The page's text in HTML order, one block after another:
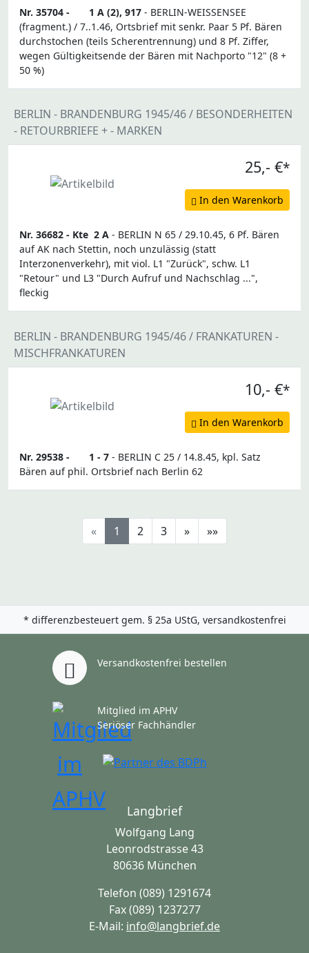
Nr. 35704 - 1 A (2), 917 - BERLIN-WEISSENSEE
(fragment.) / 7..1.46, Ortsbrief mit senkr. Paar 5 Pf. Bären
durchstochen (teils Scherentrennung) und 8 Pf. Ziffer,
wegen Gültigkeitsende der Bären mit Nachporto "12" (8 +
50 %)
BERLIN - BRANDENBURG 1945/46 / BESONDERHEITEN
- RETOURBRIEFE + - MARKEN
25,- €*
In den Warenkorb
Nr. 36682 - Kte 2 A - BERLIN N 65 / 29.10.45, 6 Pf. Bären
auf AK nach Stettin, noch unzulässig (statt
Interzonenverkehr), mit viol. L1 "Zurück", schw. L1
"Retour" und L3 "Durch Aufruf und Nachschlag ...",
fleckig
BERLIN - BRANDENBURG 1945/46 / FRANKATUREN -
MISCHFRANKATUREN
10,- €*
In den Warenkorb
Nr. 29538 - 1 - 7 - BERLIN C 25 / 14.8.45, kpl. Satz
Bären auf phil. Ortsbrief nach Berlin 62
« 1 2 3 » »»
* differenzbesteuert gem. § 25a UStG, versandkostenfrei
Versandkostenfrei bestellen
Mitglied im APHV
Seriöser Fachhändler
Langbrief
Wolfgang Lang
Leonrodstrasse 43
80636 München
Telefon (089) 1291674
Fax (089) 1237277
E-Mail: info@langbrief.de